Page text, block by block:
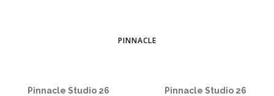
PINNACLE
Pinnacle Studio 26
Pinnacle Studio 26